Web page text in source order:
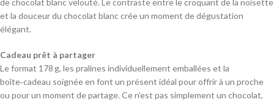
et la douceur du chocolat blanc crée un moment de dégustation
élégant.
Cadeau prêt à partager
Le format 178 g, les pralines individuellement emballées et la
boîte‑cadeau soignée en font un présent idéal pour offrir à un proche
ou pour un moment de partage. Ce n’est pas simplement un chocolat,